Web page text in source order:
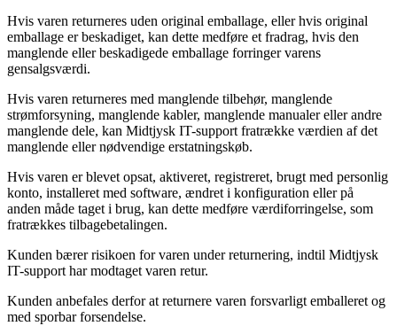
Hvis varen returneres uden original emballage, eller hvis original
emballage er beskadiget, kan dette medføre et fradrag, hvis den
manglende eller beskadigede emballage forringer varens
gensalgsværdi.
Hvis varen returneres med manglende tilbehør, manglende
strømforsyning, manglende kabler, manglende manualer eller andre
manglende dele, kan Midtjysk IT-support fratrække værdien af det
manglende eller nødvendige erstatningskøb.
Hvis varen er blevet opsat, aktiveret, registreret, brugt med personlig
konto, installeret med software, ændret i konfiguration eller på
anden måde taget i brug, kan dette medføre værdiforringelse, som
fratrækkes tilbagebetalingen.
Kunden bærer risikoen for varen under returnering, indtil Midtjysk
IT-support har modtaget varen retur.
Kunden anbefales derfor at returnere varen forsvarligt emballeret og
med sporbar forsendelse.